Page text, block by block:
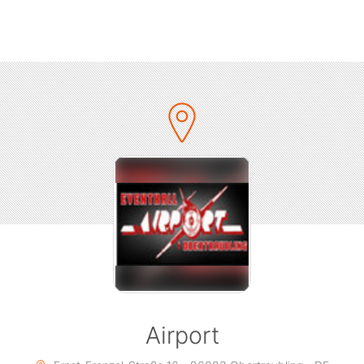
mit stimmungsvollen Gitarrenriffs, umhüllt von
und begleitet von einem groovigen aber
Schlagzeugsound.
2018 kommen ALIEN ANT FARM für vier Konzerte
um mit ihren Fans während energiegeladenen Live-
Hierbei sorgen Special Guests SOIL & LOCAL H für
Airport